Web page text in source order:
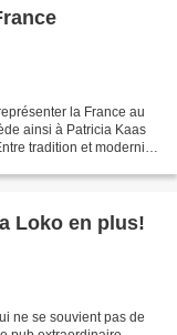
la France au
ainsi à Patricia Kaas
tradition et modernité
Loko en plus!
ne se souvient pas de